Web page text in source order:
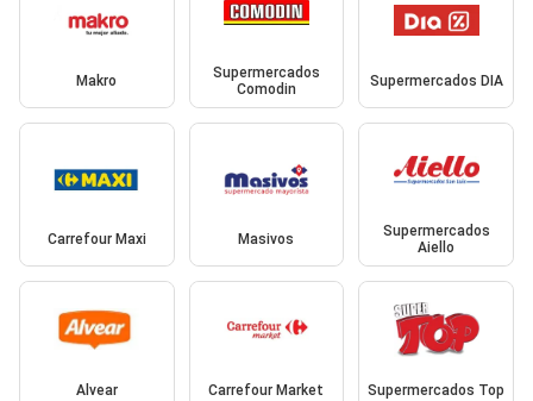
Makro
Supermercados
Comodin
Supermercados DIA
Carrefour Maxi Masivos
Supermercados
Aiello
Alvear Carrefour Market Supermercados Top